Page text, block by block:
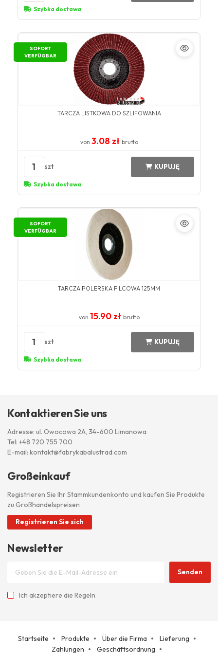
Szybka dostawa
SOFORT
VERFÜGBAR
TARCZA LISTKOWA DO SZLIFOWANIA
von 3.08 zł brutto
1 szt KUPUJĘ
Szybka dostawa
SOFORT
VERFÜGBAR
TARCZA POLERSKA FILCOWA 125MM
von 15.90 zł brutto
1 szt KUPUJĘ
Szybka dostawa
Kontaktieren Sie uns
Adresse: ul. Owocowa 2A, 34-600 Limanowa
Tel: +48 720 755 700
E-mail: kontakt@fabrykabalustrad.com
Großeinkauf
Registrieren Sie Ihr Stammkundenkonto und kaufen Sie Produkte
zu Großhandelspreisen
Registrieren Sie sich
Newsletter
Senden
Ich akzeptiere die Regeln
Startseite Produkte Über die Firma
Lieferung
Zahlungen
Geschäftsordnung